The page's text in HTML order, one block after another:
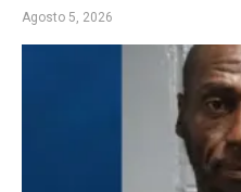
Agosto 5, 2026